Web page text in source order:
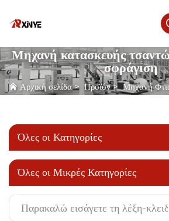
Μηχανή κατασκευής
σφράγιση
Αρχική σελίδα> Προϊόν>Μηχανή
Όλες οι Κατηγορίες
Όλες οι Μικρές Κατηγορίες